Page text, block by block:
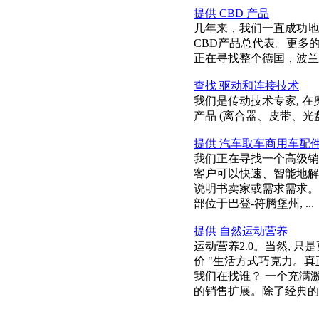
提供 CBD 产品
几年来，我们一直成功
CBD产品总代表。更多
正在寻找整个德国，波
查找 驱动和连接技术
我们是传动技术专家, 在
产品 (离合器、皮带、光
提供 汽车取车商用车配
我们正在寻找一个高级
客户可以快速、智能地
说明书卖家或需求需求
部位于巴登-符腾堡州, ...
提供 自然运动营养
运动营养2.0。当然, 只
价 "生活方式巧克力。
我们在找谁？ 一个充满
的销售扩展。除了经典